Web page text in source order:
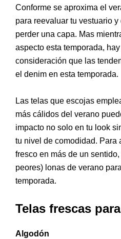
Conforme se aproxima el
para reevaluar tu vestuario
perder una capa. Mas
aspecto esta temporada,
consideración que las
el denim en esta temporada.
Las telas que escojas
más cálidos del verano
impacto no solo en tu look
tu nivel de comodidad. Para
fresco en más de un
peores) lonas de verano
temporada.
Telas frescas
Algodón